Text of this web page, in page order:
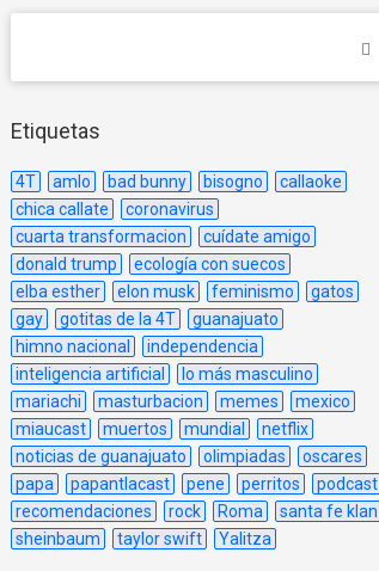
Etiquetas
4T amlo bad bunny bisogno
callaoke
chica callate
coronavirus
cuarta transformacion
cuídate amigo
donald trump
ecología con suecos
elba esther
elon musk feminismo
gatos
gay
gotitas de la 4T
guanajuato
himno nacional
independencia
inteligencia artificial
lo más masculino
mariachi
masturbacion memes
mexico
miaucast
muertos mundial
netflix
noticias de guanajuato
olimpiadas
oscares
papa
papantlacast pene perritos
podcast
recomendaciones
rock Roma
santa fe klan
sheinbaum
taylor swift Yalitza